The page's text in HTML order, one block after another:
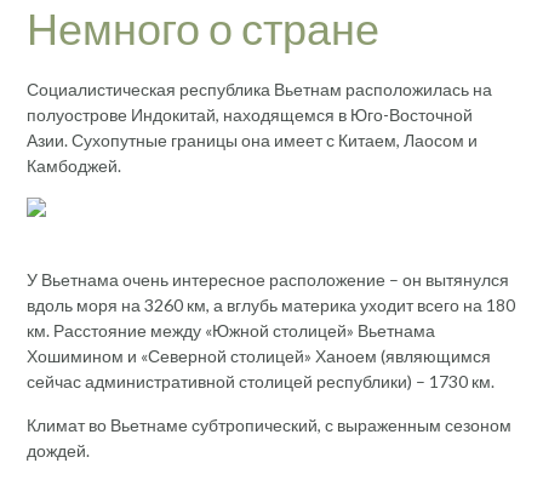
Немного о стране
Социалистическая республика Вьетнам расположилась на
полуострове Индокитай, находящемся в Юго-Восточной
Азии. Сухопутные границы она имеет с Китаем, Лаосом и
Камбоджей.
У Вьетнама очень интересное расположение – он вытянулся
вдоль моря на 3260 км, а вглубь материка уходит всего на 180
км. Расстояние между «Южной столицей» Вьетнама
Хошимином и «Северной столицей» Ханоем (являющимся
сейчас административной столицей республики) – 1730 км.
Климат во Вьетнаме субтропический, с выраженным сезоном
дождей.